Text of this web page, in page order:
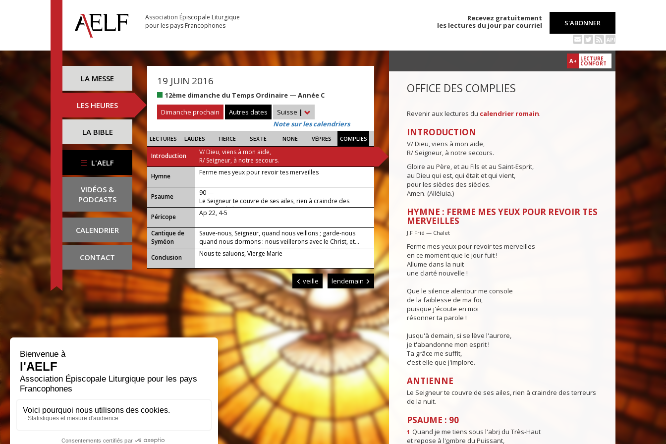
Association Épiscopale Liturgique
pour les pays Francophones
Recevez gratuitement
les lectures du jour par courriel
S'ABONNER
API
LA MESSE
LES HEURES
LA BIBLE
L'AELF
VIDÉOS &
PODCASTS
CALENDRIER
CONTACT
19 JUIN 2016
12ème dimanche du Temps Ordinaire — Année C
Dimanche prochain
Autres dates Suisse |
Note sur les calendriers
LECTURES LAUDES TIERCE SEXTE NONE VÊPRES COMPLIES
Introduction
V/ Dieu, viens à mon aide,
R/ Seigneur, à notre secours.
...
Hymne Ferme mes yeux pour revoir tes merveilles
Psaume
90 —
Le Seigneur te couvre de ses ailes, rien à craindre des
terreurs de la nuit.
Péricope
Ap 22, 4-5
Cantique de
Syméon
Sauve-nous, Seigneur, quand nous veillons ; garde-nous
quand nous dormons : nous veillerons avec le Christ, et...
Conclusion
Nous te saluons, Vierge Marie
veille lendemain
A+ LECTURE
CONFORT
OFFICE DES COMPLIES
Revenir aux lectures du calendrier romain.
INTRODUCTION
V/ Dieu, viens à mon aide,
R/ Seigneur, à notre secours.
Gloire au Père, et au Fils et au Saint-Esprit,
au Dieu qui est, qui était et qui vient,
pour les siècles des siècles.
Amen. (Alléluia.)
HYMNE : FERME MES YEUX POUR REVOIR TES
MERVEILLES
J.F Frié — Chalet
Ferme mes yeux pour revoir tes merveilles
en ce moment que le jour fuit !
Allume dans la nuit
une clarté nouvelle !
Que le silence alentour me console
de la faiblesse de ma foi,
puisque j'écoute en moi
résonner ta parole !
Jusqu'à demain, si se lève l'aurore,
je t'abandonne mon esprit !
Ta grâce me suffit,
c'est elle que j'implore.
ANTIENNE
Le Seigneur te couvre de ses ailes, rien à craindre des terreurs
de la nuit.
PSAUME : 90
1 Quand je me tiens sous l'abri du Très-Haut
et repose à l'ombre du Puissant,